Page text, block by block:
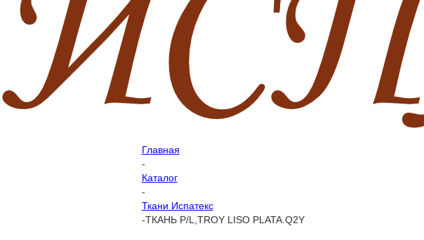
Главная
-
Каталог
-
Ткани Испатекс
-ТКАНЬ P/L,TROY LISO PLATA.Q2Y